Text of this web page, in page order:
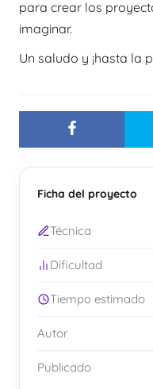
para crear los
imaginar.
Un saludo y ¡hasta la
Ficha del proyecto
Técnica
Dificultad
Tiempo estimado
Autor
Publicado